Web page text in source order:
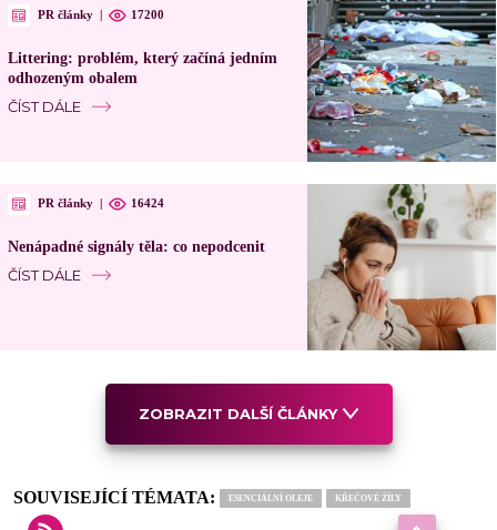
PR články 17200
Littering: problém, který začíná jedním
odhozeným obalem
ČÍST DÁLE
PR články 16424
Nenápadné signály těla: co nepodcenit
ČÍST DÁLE
ZOBRAZIT DALŠÍ ČLÁNKY
SOUVISEJÍCÍ TÉMATA: ESENCIÁLNÍ OLEJE KŘEČOVÉ ŽÍLY